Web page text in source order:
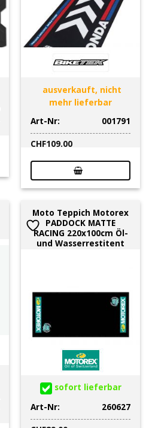
ausverkauft, nicht
mehr lieferbar
Art-Nr:
001791
CHF109.00
Moto Teppich Motorex
PADDOCK MATTE
RACING 220x100cm Öl-
und Wasserrestitent
sofort lieferbar
Art-Nr:
260627